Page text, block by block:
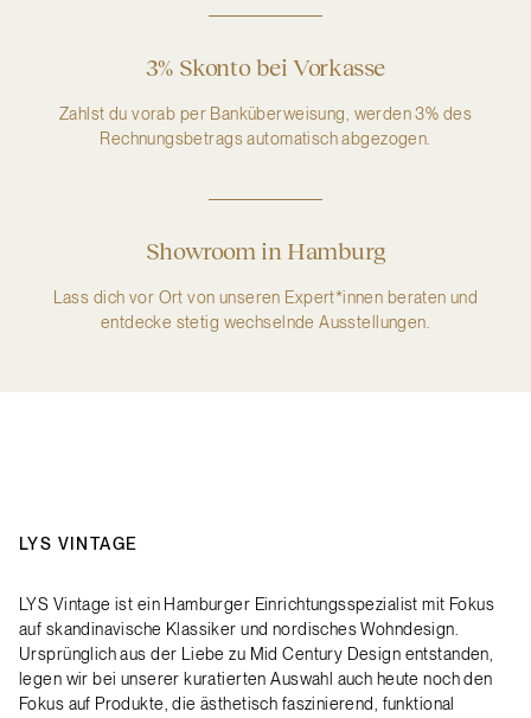
3% Skonto bei Vorkasse
Zahlst du vorab per Banküberweisung, werden 3% des
Rechnungsbetrags automatisch abgezogen.
Showroom in Hamburg
Lass dich vor Ort von unseren Expert*innen beraten und
entdecke stetig wechselnde Ausstellungen.
LYS VINTAGE
LYS Vintage ist ein Hamburger Einrichtungsspezialist mit Fokus
auf skandinavische Klassiker und nordisches Wohndesign.
Ursprünglich aus der Liebe zu Mid Century Design entstanden,
legen wir bei unserer kuratierten Auswahl auch heute noch den
Fokus auf Produkte, die ästhetisch faszinierend, funktional